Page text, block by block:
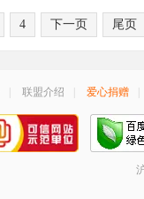
4 下一页 尾页
联盟介绍 爱心捐赠